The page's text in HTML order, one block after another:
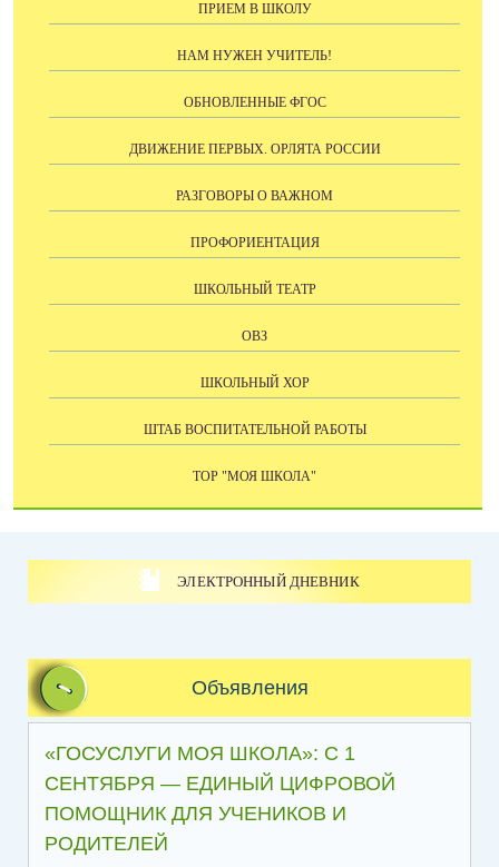
ПРИЕМ В ШКОЛУ
НАМ НУЖЕН УЧИТЕЛЬ!
ОБНОВЛЕННЫЕ ФГОС
ДВИЖЕНИЕ ПЕРВЫХ. ОРЛЯТА РОССИИ
РАЗГОВОРЫ О ВАЖНОМ
ПРОФОРИЕНТАЦИЯ
ШКОЛЬНЫЙ ТЕАТР
ОВЗ
ШКОЛЬНЫЙ ХОР
ШТАБ ВОСПИТАТЕЛЬНОЙ РАБОТЫ
ТОР "МОЯ ШКОЛА"
ЭЛЕКТРОННЫЙ ДНЕВНИК
Объявления
«ГОСУСЛУГИ МОЯ ШКОЛА»: С 1
СЕНТЯБРЯ — ЕДИНЫЙ ЦИФРОВОЙ
ПОМОЩНИК ДЛЯ УЧЕНИКОВ И
РОДИТЕЛЕЙ